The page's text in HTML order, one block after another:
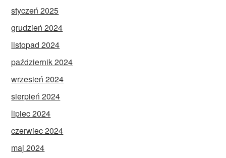
styczeń 2025
grudzień 2024
listopad 2024
październik 2024
wrzesień 2024
sierpień 2024
lipiec 2024
czerwiec 2024
maj 2024